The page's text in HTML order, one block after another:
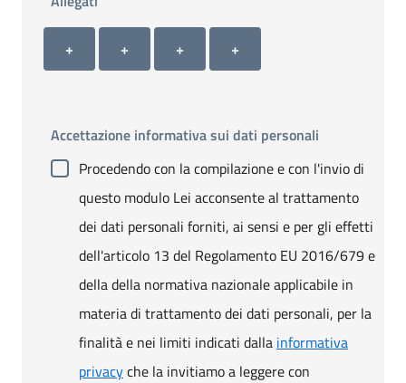
Allegato 1
+
Allegato 2
+
Allegato 3
+
Allegato 4
+
Accettazione informativa sui dati personali
Procedendo con la compilazione e con l'invio di
questo modulo Lei acconsente al trattamento
dei dati personali forniti, ai sensi e per gli effetti
dell'articolo 13 del Regolamento EU 2016/679 e
della della normativa nazionale applicabile in
materia di trattamento dei dati personali, per la
finalità e nei limiti indicati dalla informativa
privacyche la invitiamo a leggere con